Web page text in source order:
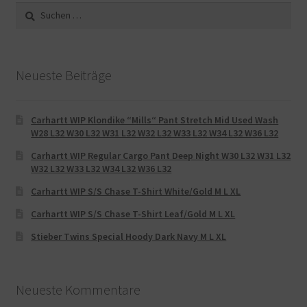
Suche
nach:
Neueste Beiträge
Carhartt WIP Klondike “Mills“ Pant Stretch Mid Used Wash
W28 L32 W30 L32 W31 L32 W32 L32 W33 L32 W34 L32 W36 L32
Carhartt WIP Regular Cargo Pant Deep Night W30 L32 W31 L32
W32 L32 W33 L32 W34 L32 W36 L32
Carhartt WIP S/S Chase T-Shirt White/Gold M L XL
Carhartt WIP S/S Chase T-Shirt Leaf/Gold M L XL
Stieber Twins Special Hoody Dark Navy M L XL
Neueste Kommentare